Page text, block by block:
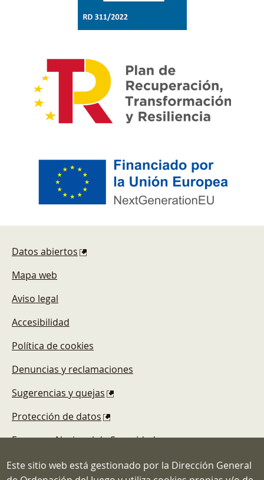
Datos abiertos
Mapa web
Aviso legal
Accesibilidad
Política de cookies
Denuncias y reclamaciones
Sugerencias y quejas
Protección de datos
Esquema Nacional de Seguridad
Este sitio web está gestionado por la Dirección General